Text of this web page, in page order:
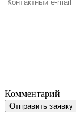
Комментарий
Отправить заявку